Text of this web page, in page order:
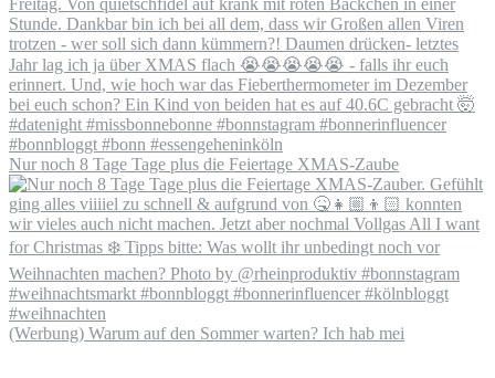
Nur noch 8 Tage Tage plus die Feiertage XMAS-Zaube
(Werbung) Warum auf den Sommer warten? Ich hab mei